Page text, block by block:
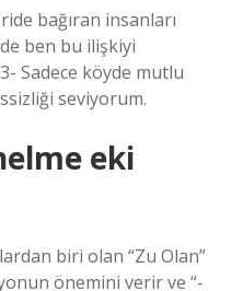
bağıran insanları
ben bu ilişkiyi
Sadece köyde mutlu
seviyorum.
eki
biri olan “Zu Olan”
önemini verir ve “-